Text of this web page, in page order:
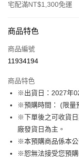
宅配滿NT$1,300免運
信用卡一次付款
LINE Pay
悠遊付
Google Pay
ATM付款
運送方式
商品特色
商品編號
11934194
商品特色
※出貨日：2027年
※預購時間： (限量
※下單後之可收貨
廠發貨日為主。
※本預購商品係本
※恕無法接受您預